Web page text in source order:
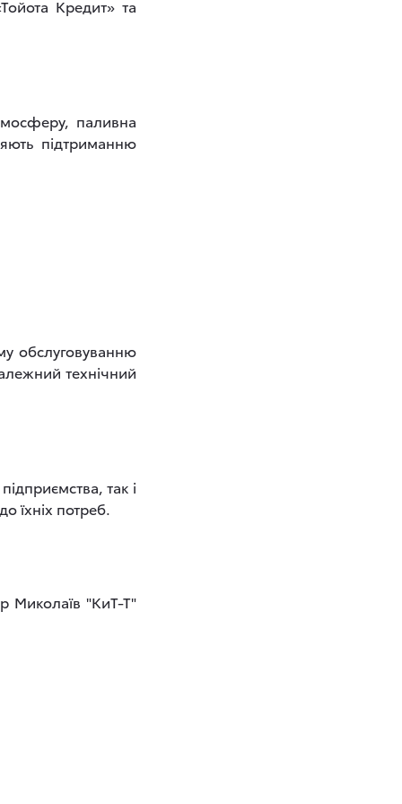
Кредит» та
паливна
підтриманню
обслуговуванню
технічний
так і
їхніх потреб.
Миколаїв "КиТ-Т"